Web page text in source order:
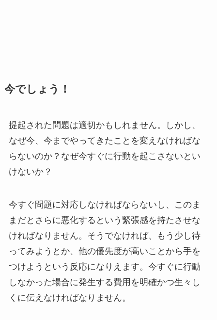
今でしょう！
提起された問題は適切かもしれません。しかし、
なぜ今、今までやってきたことを変えなければな
らないのか？なぜ今すぐに行動を起こさないとい
けないか？
今すぐ問題に対応しなければならないし、このま
まだとさらに悪化するという緊張感を持たさせな
ければなりません。そうでなければ、もう少し待
ってみようとか、他の優先度が高いことから手を
つけようという反応になりえます。今すぐに行動
しなかった場合に発生する費用を明確かつ生々し
くに伝えなければなりません。